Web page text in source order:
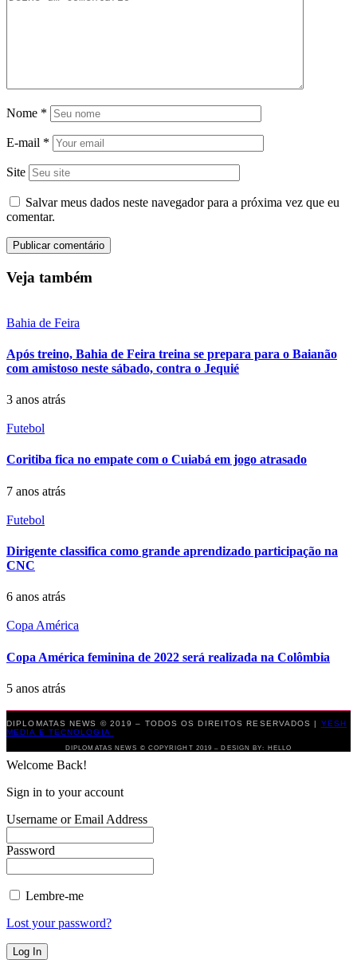
Nome *
E-mail *
Site
Salvar meus dados neste navegador para a próxima vez que eu
comentar.
Veja também
Bahia de Feira
Após treino, Bahia de Feira treina se prepara para o Baianão
com amistoso neste sábado, contra o Jequié
3 anos atrás
Futebol
Coritiba fica no empate com o Cuiabá em jogo atrasado
7 anos atrás
Futebol
Dirigente classifica como grande aprendizado participação na
CNC
6 anos atrás
Copa América
Copa América feminina de 2022 será realizada na Colômbia
5 anos atrás
DIPLOMATAS NEWS © 2019 – TODOS OS DIREITOS RESERVADOS | YESH
MEDIA E TECNOLOGIA
DIPLOMATAS NEWS © COPYRIGHT 2019 – DESIGN BY: HELLO
Welcome Back!
Sign in to your account
Username or Email Address
Password
Lembre-me
Lost your password?